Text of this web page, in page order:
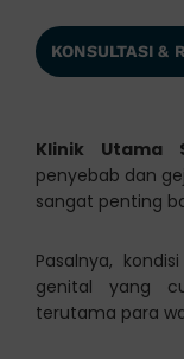
KONSULTASI &
Klinik Utama
penyebab dan
sangat penting
Pasalnya,
genital yang
terutama para